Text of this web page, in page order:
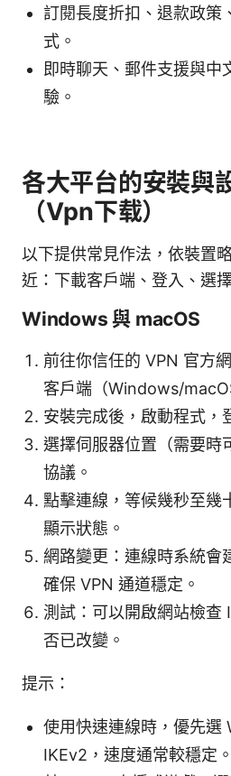
訂閱長度折扣、退款政策
式。
即時聊天、郵件支援與中
驗。
各大平台的安裝與
（Vpn下载）
以下提供常見作法，依裝置
近：下載客戶端、登入、選
Windows 與 macOS
前往你信任的 VPN 官方
客戶端（Windows/
安裝完成後，啟動程式，
選擇伺服器位置（需要時
協議。
點擊連線，等候幾秒至幾
顯示狀態。
網路變更：連線時系統會
確保 VPN 通道穩定。
測試：可以開啟網站檢查
否已改變。
提示：
使用快速連線時，優先選
IKEv2，速度通常較穩定。